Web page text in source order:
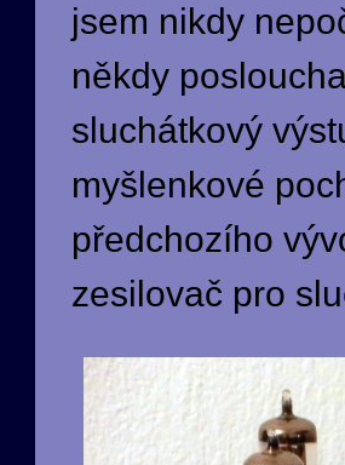
jsem nikdy
někdy
sluchátkový
myšlenkové
předchozího
zesilovač pro